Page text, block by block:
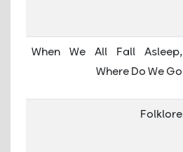
When We All Fall Asleep,
Where Do We Go
Folklore